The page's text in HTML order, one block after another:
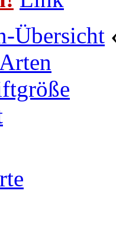
Übersicht